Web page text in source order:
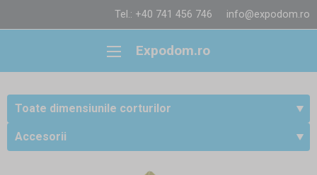
Tel.: +40 741 456 746 info@expodom.ro
Expodom.ro
Toate dimensiunile corturilor
Accesorii